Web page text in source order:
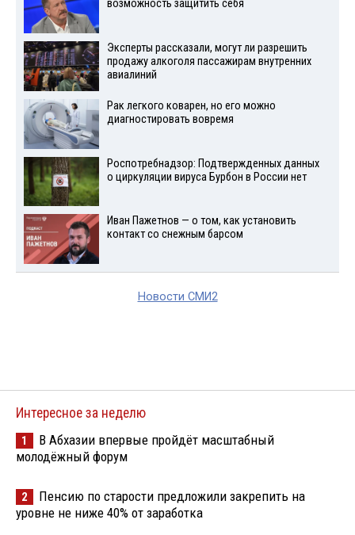
возможность защитить себя
Эксперты рассказали, могут ли разрешить
продажу алкоголя пассажирам внутренних
авиалиний
Рак легкого коварен, но его можно
диагностировать вовремя
Роспотребнадзор: Подтвержденных данных
о циркуляции вируса Бурбон в России нет
Иван Пажетнов — о том, как установить
контакт со снежным барсом
Новости СМИ2
Интересное за неделю
1
В Абхазии впервые пройдёт масштабный
молодёжный форум
2
Пенсию по старости предложили закрепить на
уровне не ниже 40% от заработка